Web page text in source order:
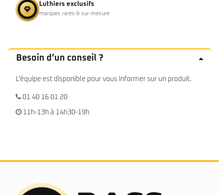
Luthiers exclusifs
marques rares & sur-mesure
Besoin d’un conseil ?
L'équipe est disponible pour vous informer sur un produit.
01 40 16 01 20
11h-13h à 14h30-19h